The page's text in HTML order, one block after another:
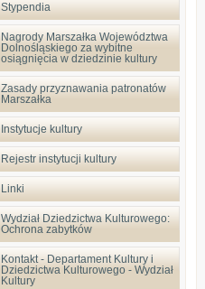
Stypendia
Nagrody Marszałka Województwa
Dolnośląskiego za wybitne
osiągnięcia w dziedzinie kultury
Zasady przyznawania patronatów
Marszałka
Instytucje kultury
Rejestr instytucji kultury
Linki
Wydział Dziedzictwa Kulturowego:
Ochrona zabytków
Kontakt - Departament Kultury i
Dziedzictwa Kulturowego - Wydział
Kultury